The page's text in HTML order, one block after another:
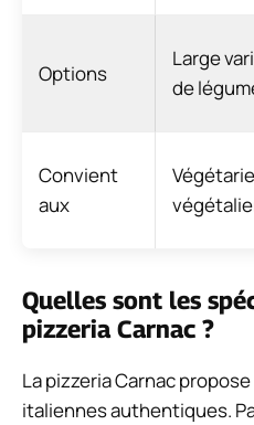
Options
Large
de
Convient
aux
Quelles sont les
pizzeria Carnac ?
La pizzeria Carnac
italiennes authentiques.